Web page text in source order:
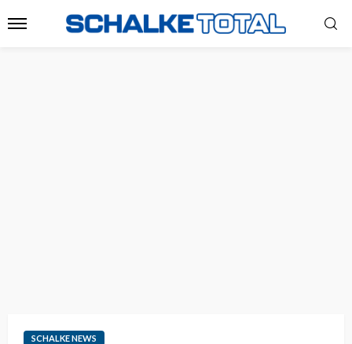
SCHALKE NEWS